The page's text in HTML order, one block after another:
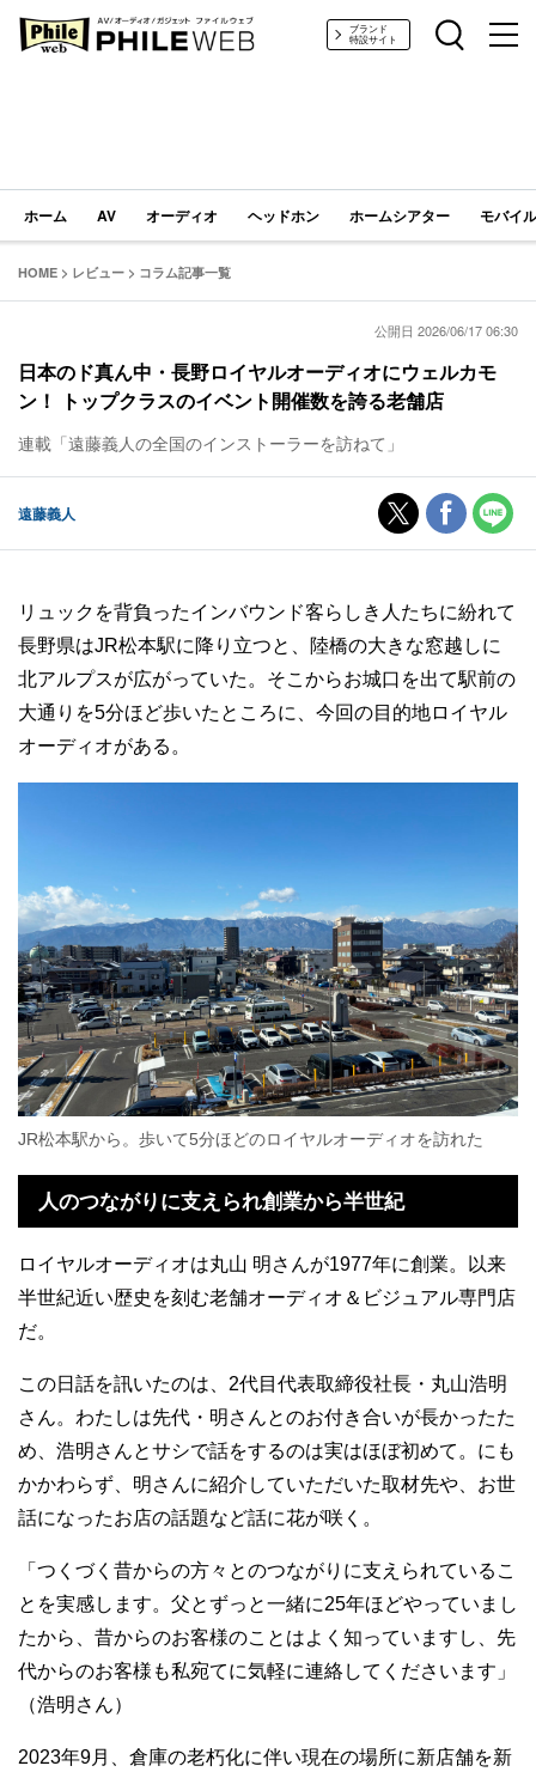
PHILE WEB｜AV/オーディオ/ガジェットブランド
特設サイト
ホーム AV オーディオ ヘッドホン ホームシアター モバイ
HOME > レビュー > コラム記事一覧
公開日 2026/06/17 06:30
日本のド真ん中・長野ロイヤルオーディオにウェルカモ
ン！ トップクラスのイベント開催数を誇る老舗店
連載「遠藤義人の全国のインストーラーを訪ねて」
遠藤義人
リュックを背負ったインバウンド客らしき人たちに紛れて
長野県はJR松本駅に降り立つと、陸橋の大きな窓越しに
北アルプスが広がっていた。そこからお城口を出て駅前の
大通りを5分ほど歩いたところに、今回の目的地ロイヤル
オーディオがある。
JR松本駅から。歩いて5分ほどのロイヤルオーディオを訪れた
人のつながりに支えられ創業から半世紀
ロイヤルオーディオは丸山 明さんが1977年に創業。以来
半世紀近い歴史を刻む老舗オーディオ＆ビジュアル専門店
だ。
この日話を訊いたのは、2代目代表取締役社長・丸山浩明
さん。わたしは先代・明さんとのお付き合いが長かったた
め、浩明さんとサシで話をするのは実はほぼ初めて。にも
かかわらず、明さんに紹介していただいた取材先や、お世
話になったお店の話題など話に花が咲く。
「つくづく昔からの方々とのつながりに支えられているこ
とを実感します。父とずっと一緒に25年ほどやっていまし
たから、昔からのお客様のことはよく知っていますし、先
代からのお客様も私宛てに気軽に連絡してくださいます」
（浩明さん）
2023年9月、倉庫の老朽化に伴い現在の場所に新店舗を新